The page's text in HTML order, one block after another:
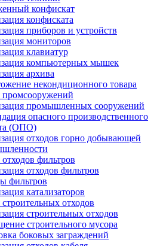
конфискат
конфиската
приборов и устройств
мониторов
клавиатур
компьютерных мышек
архива
некондиционного товара
промсооружений
промышленных сооружений
опасного производственного
(ОПО)
отходов горно добывающей
фильтров
отходов фильтров
фильтров
катализаторов
отходов
строительных отходов
строительного мусора
боковых заграждений